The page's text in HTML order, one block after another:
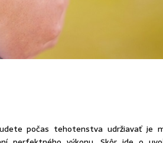
počas tehotenstva udržiavať je